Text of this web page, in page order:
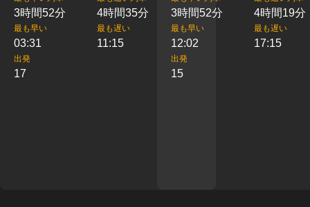
3時間52分 4時間35分
最も早い
03:31
最も遅い
11:15
出発
17
3時間52分 4時間19分
最も早い
12:02
最も遅い
17:15
出発
15